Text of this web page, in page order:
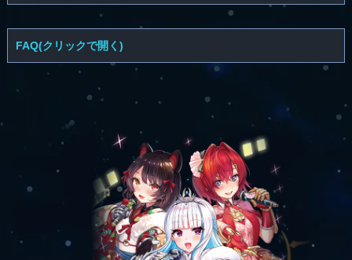
FAQ(クリックで開く)